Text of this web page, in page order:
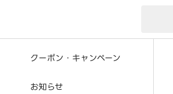
クーポン・キャンペーン
お知らせ